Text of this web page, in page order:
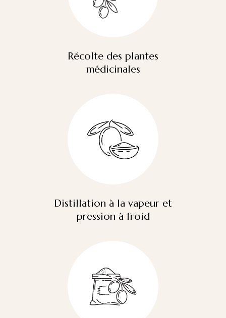
Récolte des plantes
médicinales
Distillation à la vapeur et
pression à froid